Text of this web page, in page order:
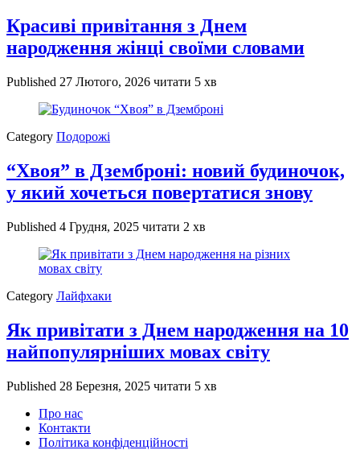
Красиві привітання з Днем
народження жінці своїми словами
Published 27 Лютого, 2026 читати 5 хв
Category Подорожі
“Хвоя” в Дземброні: новий будиночок,
у який хочеться повертатися знову
Published 4 Грудня, 2025 читати 2 хв
Category Лайфхаки
Як привітати з Днем народження на 10
найпопулярніших мовах світу
Published 28 Березня, 2025 читати 5 хв
Про нас
Контакти
Політика конфіденційності